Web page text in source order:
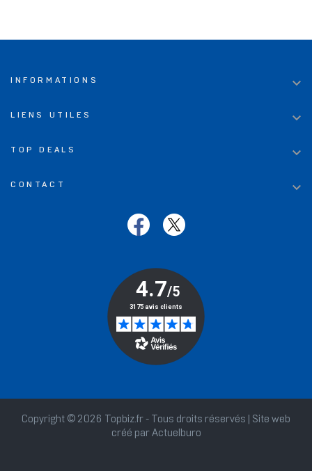
INFORMATIONS 
LIENS UTILES 
TOP DEALS 
CONTACT 
Copyright © 2026 Topbiz.fr - Tous droits réservés | Site web
créé par Actuelburo